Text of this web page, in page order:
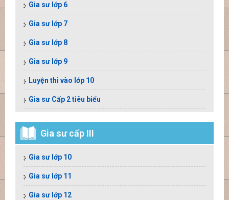
Gia sư lớp 6
Gia sư lớp 7
Gia sư lớp 8
Gia sư lớp 9
Luyện thi vào lớp 10
Gia sư Cấp 2 tiêu biểu
Gia sư cấp III
Gia sư lớp 10
Gia sư lớp 11
Gia sư lớp 12